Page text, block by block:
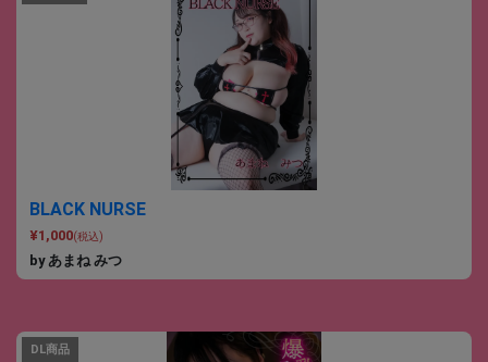
BLACK NURSE
¥1,000(税込)
by あまね みつ
DL商品